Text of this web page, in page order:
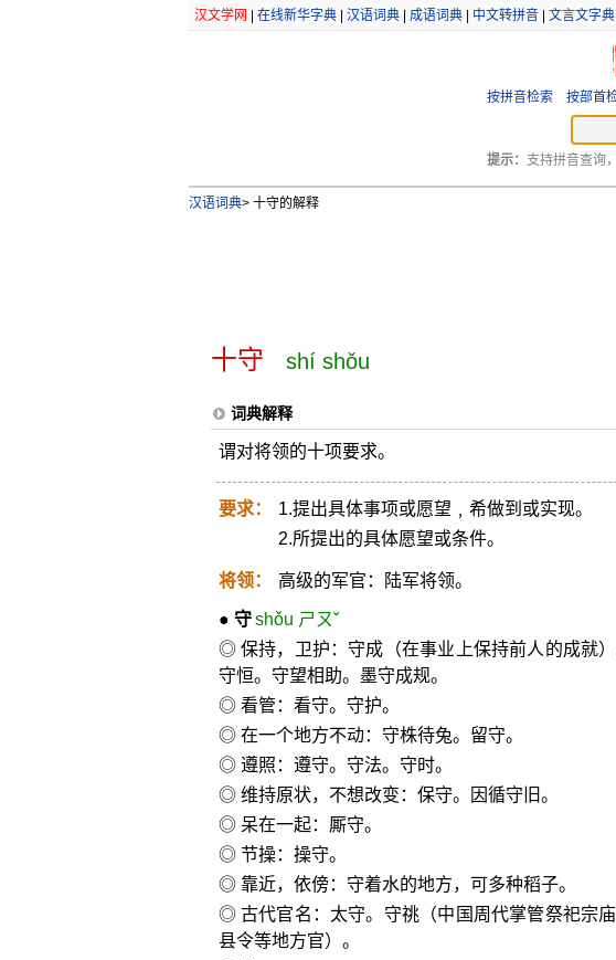
汉文学网 在线新华字典| 汉语词典| 成语词典| 中文转拼音| 文言文字典|
按拼音检索 按部首
提示： 支持拼音查询
汉语词典>十守的解释
十守 shí shǒu
词典解释
谓对将领的十项要求。
要求：
1.提出具体事项或愿望﹐希做到或实现。
2.所提出的具体愿望或条件。
将领： 高级的军官：陆军将领。
● 守 shǒu ㄕㄡˇ
◎ 保持，卫护：守成（在事业上保持前人的成就
守恒。守望相助。墨守成规。
◎ 看管：看守。守护。
◎ 在一个地方不动：守株待兔。留守。
◎ 遵照：遵守。守法。守时。
◎ 维持原状，不想改变：保守。因循守旧。
◎ 呆在一起：厮守。
◎ 节操：操守。
◎ 靠近，依傍：守着水的地方，可多种稻子。
◎ 古代官名：太守。守祧（中国周代掌管祭祀宗
县令等地方官）。